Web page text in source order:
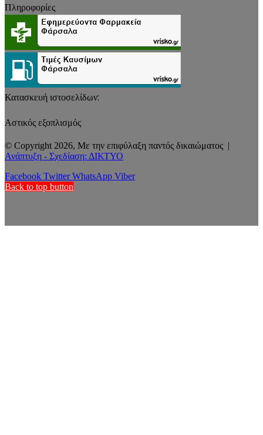
Πληροφορίες
Κατασκευή ιστοσελίδων:
Αστικός εξοπλισμός
© Copyright 2026, Με την επιφύλαξη παντός δικαιώματος |
Ανάπτυξη - Σχεδίαση: ΔΙΚΤΥΟ
Facebook Twitter WhatsApp Viber
Back to top button